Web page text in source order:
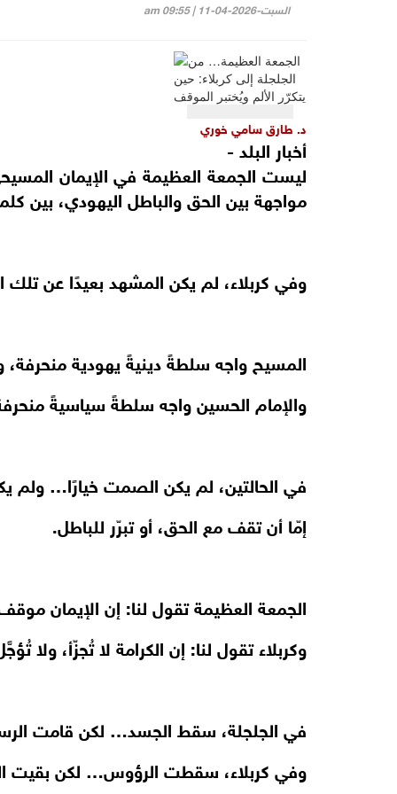
السبت-2026-04-11 | 09:55 am
د. طارق سامي خوري
أخبار البلد -
ليست الجمعة العظيمة في الإيمان
مواجهة بين الحق والباطل اليهودي، بين
وفي كربلاء، لم يكن المشهد بعيدًا عن
المسيح واجه سلطةً دينيةً يهودية منحرفة،
والإمام الحسين واجه سلطةً سياسيةً
في الحالتين، لم يكن الصمت خيارًا… ولم
إمّا أن تقف مع الحق، أو تبرّر للباطل.
الجمعة العظيمة تقول لنا: إن الإيمان
وكربلاء تقول لنا: إن الكرامة لا تُجزّأ، ولا
في الجلجلة، سقط الجسد… لكن قامت
وفي كربلاء، سقطت الرؤوس… لكن بقيت